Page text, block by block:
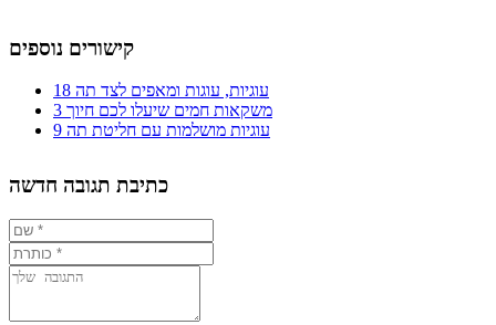
קישורים נוספים
18 עוגיות, עוגות ומאפים לצד תה
3 משקאות חמים שיעלו לכם חיוך
9 עוגיות מושלמות עם חליטת תה
כתיבת תגובה חדשה